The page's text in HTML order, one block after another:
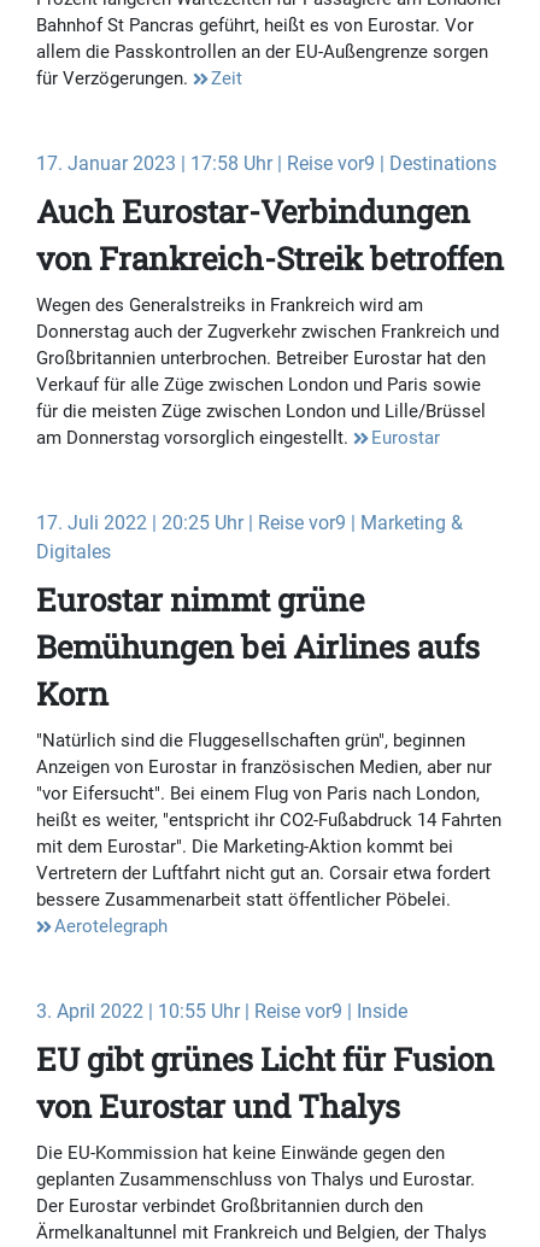
Bahnhof St Pancras geführt, heißt es von Eurostar. Vor
allem die Passkontrollen an der EU-Außengrenze sorgen
für Verzögerungen.
Zeit
17. Januar 2023 | 17:58 Uhr | Reise vor9 | Destinations
Auch Eurostar-Verbindungen
von Frankreich-Streik betroffen
Wegen des Generalstreiks in Frankreich wird am
Donnerstag auch der Zugverkehr zwischen Frankreich und
Großbritannien unterbrochen. Betreiber Eurostar hat den
Verkauf für alle Züge zwischen London und Paris sowie
für die meisten Züge zwischen London und Lille/Brüssel
am Donnerstag vorsorglich eingestellt.
Eurostar
17. Juli 2022 | 20:25 Uhr | Reise vor9 | Marketing &
Digitales
Eurostar nimmt grüne
Bemühungen bei Airlines aufs
Korn
"Natürlich sind die Fluggesellschaften grün", beginnen
Anzeigen von Eurostar in französischen Medien, aber nur
"vor Eifersucht". Bei einem Flug von Paris nach London,
heißt es weiter, "entspricht ihr CO2-Fußabdruck 14 Fahrten
mit dem Eurostar". Die Marketing-Aktion kommt bei
Vertretern der Luftfahrt nicht gut an. Corsair etwa fordert
bessere Zusammenarbeit statt öffentlicher Pöbelei.
Aerotelegraph
3. April 2022 | 10:55 Uhr | Reise vor9 | Inside
EU gibt grünes Licht für Fusion
von Eurostar und Thalys
Die EU-Kommission hat keine Einwände gegen den
geplanten Zusammenschluss von Thalys und Eurostar.
Der Eurostar verbindet Großbritannien durch den
Ärmelkanaltunnel mit Frankreich und Belgien, der Thalys